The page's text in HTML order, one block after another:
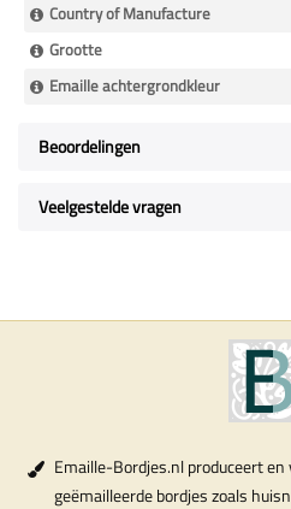
Country of Manufacture
Grootte
Emaille achtergrondkleur
Beoordelingen
Veelgestelde vragen
Emaille-Bordjes.nl produceert
geëmailleerde bordjes zoals